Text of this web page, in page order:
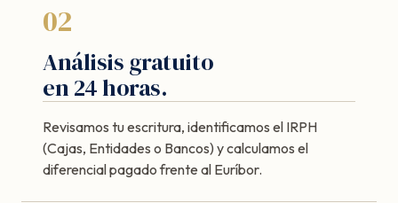
02
Análisis gratuito
en 24 horas.
Revisamos tu escritura, identificamos el IRPH
(Cajas, Entidades o Bancos) y calculamos el
diferencial pagado frente al Euríbor.